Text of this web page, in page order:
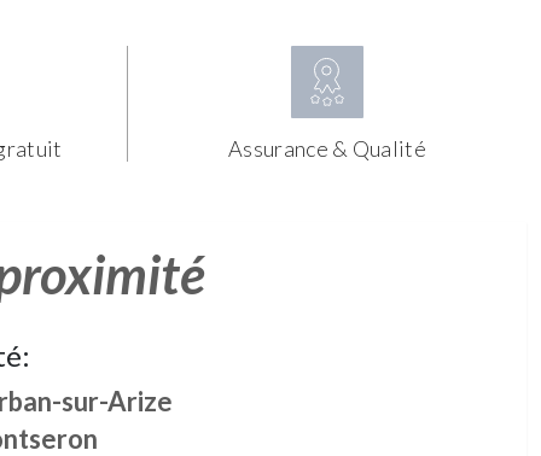
Assurance & Qualité
sur-Arize